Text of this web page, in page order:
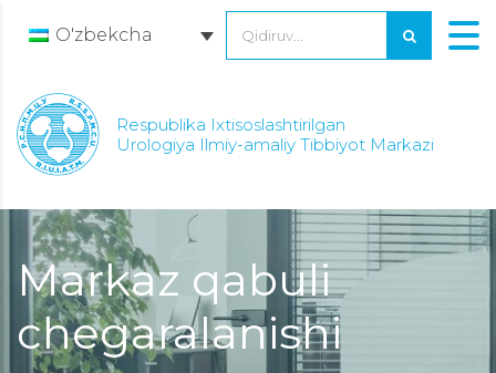
O'zbekcha
Respublika Ixtisoslashtirilgan
Urologiya Ilmiy-amaliy Tibbiyot Markazi
Markaz qabuli
chegaralanishi